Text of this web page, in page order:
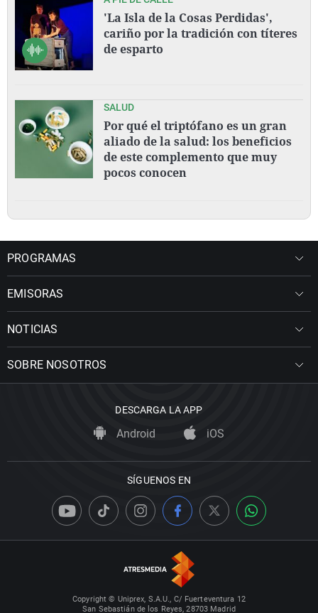
'La Isla de la Cosas Perdidas',
cariño por la tradición con títeres
de esparto
SALUD
Por qué el triptófano es un gran
aliado de la salud: los beneficios
de este complemento que muy
pocos conocen
PROGRAMAS
EMISORAS
NOTICIAS
SOBRE NOSOTROS
DESCARGA LA APP
Android iOS
SÍGUENOS EN
Copyright © Uniprex, S.A.U., C/ Fuerteventura 12
San Sebastián de los Reyes, 28703 Madrid